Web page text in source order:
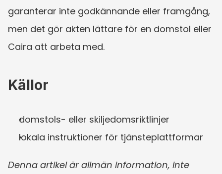
garanterar inte godkännande eller framgång,
men det gör akten lättare för en domstol eller
Caira att arbeta med.
Källor
domstols- eller skiljedomsriktlinjer
lokala instruktioner för tjänsteplattformar
Denna artikel är allmän information, inte